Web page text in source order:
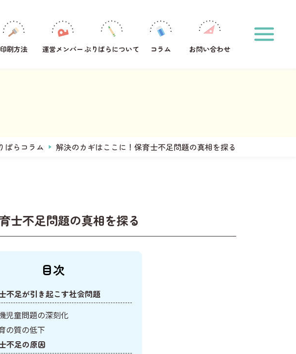
印刷方法 運営メンバー ぷりぱらについて コラム お問い合わせ
運営メンバー
コラム
ぱらコラム 解決のカギはここに！保育士不足問題の真相を探る
士不足問題の真相を探る
目次
不足が引き起こす社会問題
児童問題の深刻化
の質の低下
不足の原因